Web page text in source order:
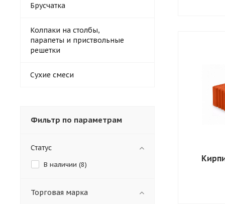
Брусчатка
Колпаки на столбы,
парапеты и приствольные
решетки
Сухие смеси
Фильтр по параметрам
Статус
В наличии (8)
Торговая марка